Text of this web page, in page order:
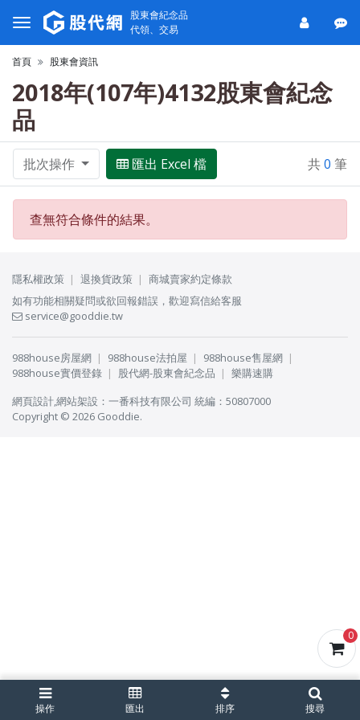
0
股東會紀念品
代領、交易
首頁 股東會資訊
2018年(107年)4132股東會紀念
品
批次操作 匯出 Excel 檔 共0 筆
查無符合條件的結果。
操作 匯出 排序 搜尋
隱私權政策 退換貨政策
商城賣家約定條款
如有功能相關疑問或欲回報錯誤，歡迎寫信給客服
service@gooddie.tw
988house房屋網 988house法拍屋
988house售屋網
988house實價登錄
股代網-股東會紀念品
樂購速購
網頁設計,網站架設 ： 一番科技有限公司 統編：50807000
Copyright © 2026 Gooddie.